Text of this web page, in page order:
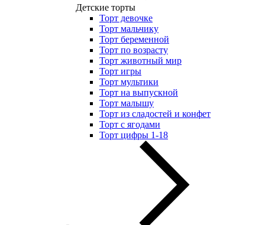
Детские торты
Торт девочке
Торт мальчику
Торт беременной
Торт по возрасту
Торт животный мир
Торт игры
Торт мультики
Торт на выпускной
Торт малышу
Торт из сладостей и конфет
Торт с ягодами
Торт цифры 1-18